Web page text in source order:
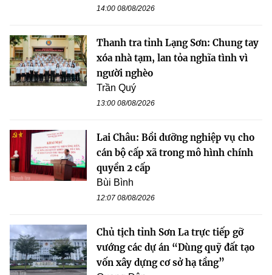
14:00 08/08/2026
Thanh tra tỉnh Lạng Sơn: Chung tay
xóa nhà tạm, lan tỏa nghĩa tình vì
người nghèo
Trần Quý
13:00 08/08/2026
Lai Châu: Bồi dưỡng nghiệp vụ cho
cán bộ cấp xã trong mô hình chính
quyền 2 cấp
Bùi Bình
12:07 08/08/2026
Chủ tịch tỉnh Sơn La trực tiếp gỡ
vướng các dự án “Dùng quỹ đất tạo
vốn xây dựng cơ sở hạ tầng”